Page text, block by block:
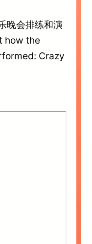
晚会排练和演
how the
Crazy